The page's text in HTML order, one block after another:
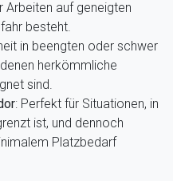
Arbeiten auf geneigten
besteht.
in beengten oder schwer
herkömmliche
sind.
: Perfekt für Situationen, in
ist, und dennoch
Platzbedarf